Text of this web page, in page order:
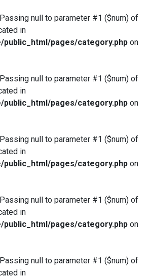
null to parameter #1 ($num) of
in
pages/category.php on
null to parameter #1 ($num) of
in
pages/category.php on
null to parameter #1 ($num) of
in
pages/category.php on
null to parameter #1 ($num) of
in
pages/category.php on
null to parameter #1 ($num) of
in